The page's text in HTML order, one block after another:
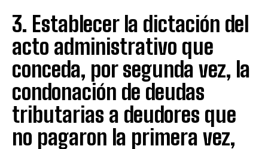
3. Establecer la dictación del
acto administrativo que
conceda, por segunda vez, la
condonación de deudas
tributarias a deudores que
no pagaron la primera vez,